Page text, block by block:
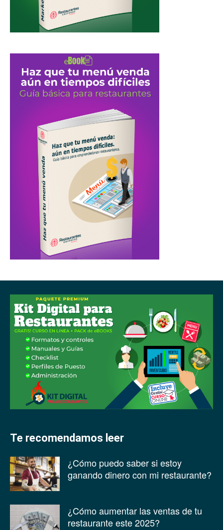
Te recomendamos leer
¿Cómo puedo saber si estoy
ganando dinero con mi restaurante?
¿Cómo aumentar las ventas de tu
restaurante este 2025?